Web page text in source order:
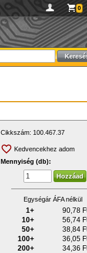
0
Cikkszám: 100.467.37
Kedvencekhez adom
Mennyiség (db):
Egységár ÁFA nélkül
1+ 90,78
10+
56,74
50+
38,84
100+
36,05
200+
34,36